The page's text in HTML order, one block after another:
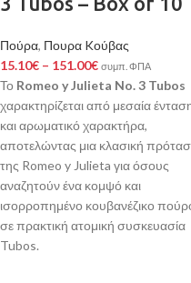
Πούρα, Πουρα Kούβας
15.10€ – 151.00€ συμπ. ΦΠΑ
Το Romeo y Julieta No. 3 Tubos
χαρακτηρίζεται από μεσαία
και αρωματικό χαρακτήρα,
αποτελώντας μια κλασική
της Romeo y Julieta για όσους
αναζητούν ένα κομψό και
ισορροπημένο κουβανέζικο
σε πρακτική ατομική συσκευασία
Tubos.